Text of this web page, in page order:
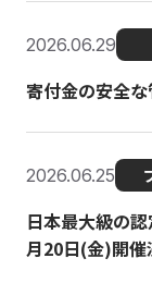
2026.06.29
寄付金の安全
2026.06.25
日本最大級の認
月20日(金)開催